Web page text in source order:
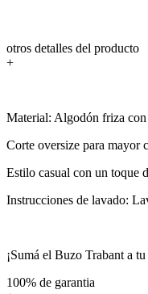
otros detalles del producto
+
Material: Algodón friza con
Corte oversize para mayor
Estilo casual con un toque
Instrucciones de lavado:
¡Sumá el Buzo Trabant a
100% de garantia